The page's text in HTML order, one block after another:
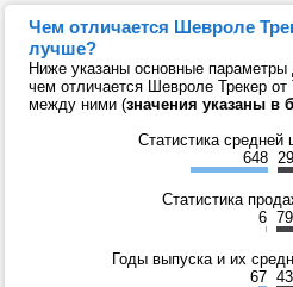
Чем отличается Шевроле
лучше?
Ниже указаны основные
чем отличается Шевроле Трекер
между ними (значения указаны в
Статистика средней
648
Статистика
6
Годы выпуска и их
67